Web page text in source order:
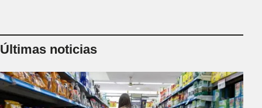
Últimas noticias